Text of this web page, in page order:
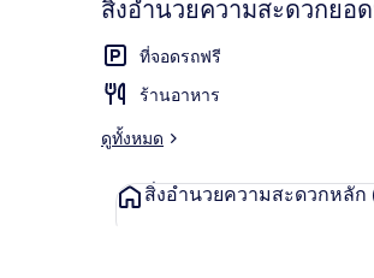
สิ่งอำนวยความสะดวกยอ
ที่จอดรถฟรี
ร้านอาหาร
ดูทั้งหมด
สิ่งอำนวยความสะดวกหลัก